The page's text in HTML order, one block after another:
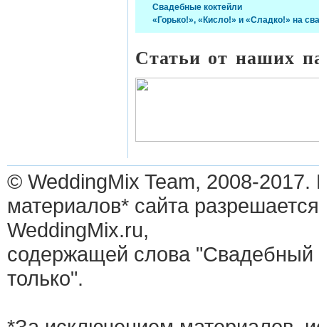
Свадебные коктейли
«Горько!», «Кисло!» и «Сладко!» на
Статьи от наших
© WeddingMix Team, 2008-2017.
материалов* сайта
WeddingMix.ru,
содержащей слова
только".